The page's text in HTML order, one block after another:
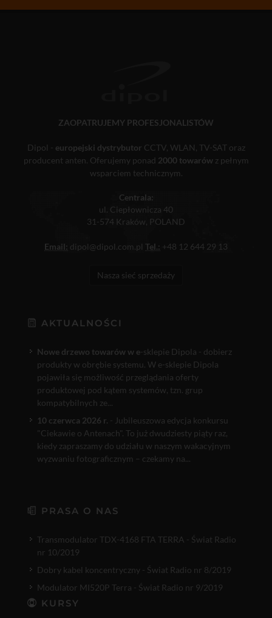
ZAOPATRUJEMY PROFESJONALISTÓW
Dipol - europejski dystrybutor CCTV, WLAN, TV-SAT oraz
producent anten. Oferujemy ponad 2000 towarówz pełnym
wsparciem technicznym.
Centrala:
ul. Ciepłownicza 40
31-574 Kraków, POLAND
Email: dipol@dipol.com.pl Tel.: +48 12 644 29 13
Nasza sieć sprzedaży
AKTUALNOŚCI
Nowe drzewo towarów w e-sklepie Dipola - dobierz
produkty w obrębie systemu. W e-sklepie Dipola
pojawiła się możliwość przeglądania oferty
produktowej pod kątem systemów, tzn. grup
kompatybilnych ze...
10 czerwca 2026 r. - Jubileuszowa edycja konkursu
"Ciekawie o Antenach". To już dwudziesty piąty raz,
kiedy zapraszamy do udziału w naszym wakacyjnym
wyzwaniu fotograficznym – czekamy na...
PRASA O NAS
Transmodulator TDX-4168 FTA TERRA - Świat Radio
nr 10/2019
Dobry kabel koncentryczny - Świat Radio nr 8/2019
Modulator MI520P Terra - Świat Radio nr 9/2019
KURSY